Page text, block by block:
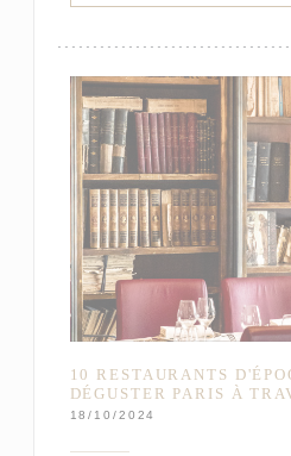
10 RESTAURANTS
DÉGUSTER PARIS À
18/10/2024